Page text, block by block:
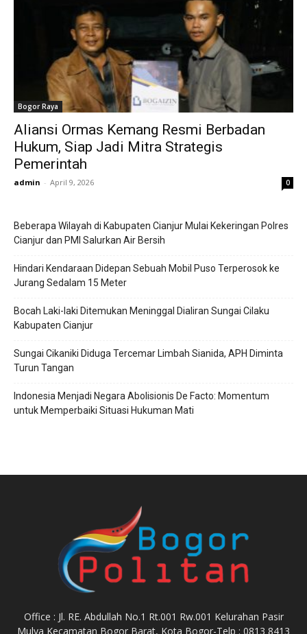
Bogor Raya
Aliansi Ormas Kemang Resmi Berbadan
Hukum, Siap Jadi Mitra Strategis
Pemerintah
admin - April 9, 2026 0
Beberapa Wilayah di Kabupaten Cianjur Mulai Kekeringan Polres
Cianjur dan PMI Salurkan Air Bersih
Hindari Kendaraan Didepan Sebuah Mobil Puso Terperosok ke
Jurang Sedalam 15 Meter
Bocah Laki-laki Ditemukan Meninggal Dialiran Sungai Cilaku
Kabupaten Cianjur
Sungai Cikaniki Diduga Tercemar Limbah Sianida, APH Diminta
Turun Tangan
‎Indonesia Menjadi Negara Abolisionis De Facto: Momentum
untuk Memperbaiki Situasi Hukuman Mati
Office : Jl. RE. Abdullah No.1 Rt.001 Rw.001 Kelurahan Pasir
Mulya Kecamatan Bogor Barat, Kota Bogor-Telp : 0813 8413